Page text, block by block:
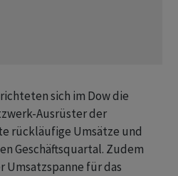
sich im Dow die
Ausrüster der
rückläufige Umsätze und
Geschäftsquartal. Zudem
Umsatzspanne für das